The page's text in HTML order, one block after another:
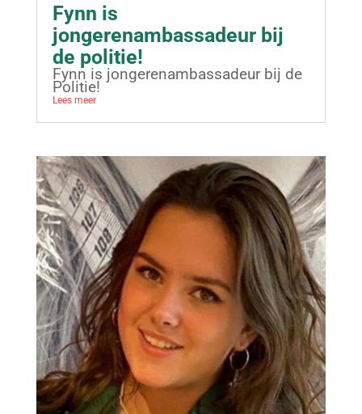
Fynn is
jongerenambassadeur bij
de politie!
Fynn is jongerenambassadeur bij de
Politie!
Lees meer